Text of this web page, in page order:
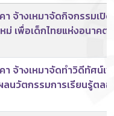
า จ้างเหมาจัดกิจกรรมเ
ม่ เพื่อเด็กไทยแห่งอนาคต
า จ้างเหมาจัดทำวิดีทัศน์
นวัตกรรมการเรียนรู้ต
รือข่ายในพื้นที่ จำนวน 1 ง